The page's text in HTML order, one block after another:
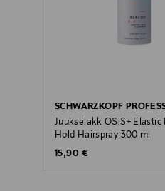
SCHWARZKOPF
Juukselakk OSiS+ Elastic
Hold Hairspray 300 ml
Original Price
15,90 €